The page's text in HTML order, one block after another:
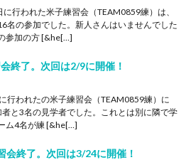
行われた米子練習会（TEAM0859練）は、
名の参加でした。新人さんはいませんでした
参加の方 [&he[…]
終了。次回は2/9に開催！
行われたの米子練習会（TEAM0859練）に
と3名の見学者でした。これとは別に隣で学
ム4名が練 [&he[…]
会終了。次回は3/24に開催！